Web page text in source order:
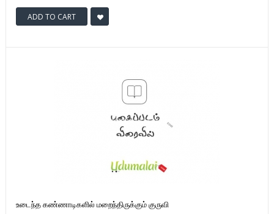
ADD TO CART
உடைந்த கண்ணாடிகளில் மறைந்திருக்கும் குருவி